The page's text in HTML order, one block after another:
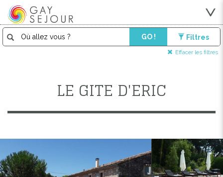
GO ! Filtres
Effacer les filtres
LE GITE D'ERIC